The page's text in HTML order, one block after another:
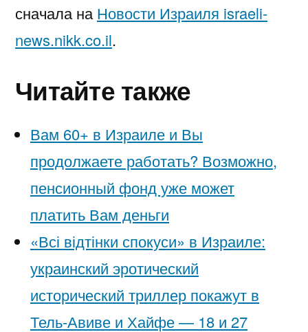
сначала на Новости Израиля israeli-
news.nikk.co.il.
Читайте также
Вам 60+ в Израиле и Вы
продолжаете работать? Возможно,
пенсионный фонд уже может
платить Вам деньги
«Всі відтінки спокуси» в Израиле:
украинский эротический
исторический триллер покажут в
Тель-Авиве и Хайфе — 18 и 27